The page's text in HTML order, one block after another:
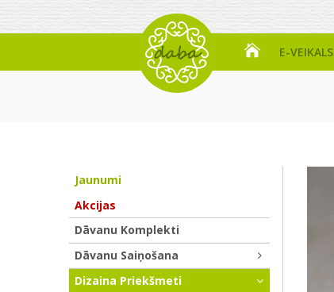
E-VEIKALS
Jaunumi
Akcijas
Dāvanu Komplekti
Dāvanu Saiņošana
Dizaina Priekšmeti